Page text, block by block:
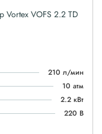
Vortex VOFS 2.2 TD
210 л/мин
10 атм
2.2 кВт
220 В